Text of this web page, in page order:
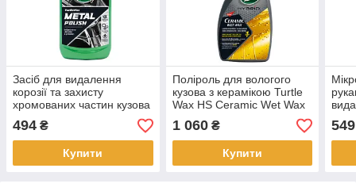
Засіб для видалення
корозії та захисту
хромованих частин кузова
Turtle Wax 300 мл
494 ₴
Купити
Поліроль для вологого
кузова з керамікою Turtle
Wax HS Ceramic Wet Wax
500 мл
1 060₴
Купити
із
549